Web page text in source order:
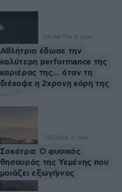
ON NET 14 λ. πριν
Αθλήτρια έδωσε την
καλύτερη performance της
καριέρας της… όταν τη
διέκοψε η 2χρονη κόρη της
ΤΑΞΙΔΙ 16 λ. πριν
Σοκότρα: Ο φυσικός
θησαυρός της Υεμένης που
μοιάζει εξωγήινος